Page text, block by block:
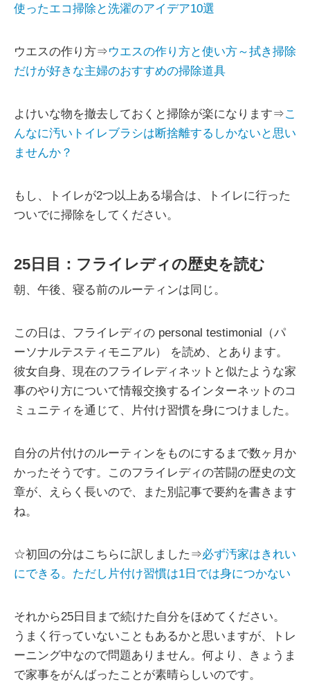
使ったエコ掃除と洗濯のアイデア10選
ウエスの作り方⇒ウエスの作り方と使い方～拭き掃除
だけが好きな主婦のおすすめの掃除道具
よけいな物を撤去しておくと掃除が楽になります⇒こ
んなに汚いトイレブラシは断捨離するしかないと思い
ませんか？
もし、トイレが2つ以上ある場合は、トイレに行った
ついでに掃除をしてください。
25日目：フライレディの歴史を読む
朝、午後、寝る前のルーティンは同じ。
この日は、フライレディの personal testimonial（パ
ーソナルテスティモニアル） を読め、とあります。
彼女自身、現在のフライレディネットと似たような家
事のやり方について情報交換するインターネットのコ
ミュニティを通じて、片付け習慣を身につけました。
自分の片付けのルーティンをものにするまで数ヶ月か
かったそうです。このフライレディの苦闘の歴史の文
章が、えらく長いので、また別記事で要約を書きます
ね。
☆初回の分はこちらに訳しました⇒必ず汚家はきれい
にできる。ただし片付け習慣は1日では身につかない
それから25日目まで続けた自分をほめてください。
うまく行っていないこともあるかと思いますが、トレ
ーニング中なので問題ありません。何より、きょうま
で家事をがんばったことが素晴らしいのです。